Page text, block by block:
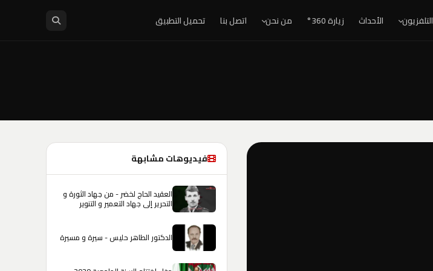
التلفزيون الأحداث زيارة 360° من نحن اتصل بنا تحميل التطبيق
فيديوهات مشابهة
العقيد الحاج لخضر - من جهاد الثورة و
التحرير إلى جهاد التعمير و التنوير
الدكتور الطاهر حليس - سيرة و مسيرة